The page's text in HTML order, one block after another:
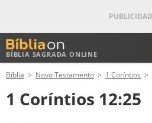
BÍBLIA SAGRADA ONLINE
ANTIGO TESTAMENTO
NOVO TESTAMENTO
Bíblia Novo Testamento 1 Coríntios
1 Coríntios 12:25